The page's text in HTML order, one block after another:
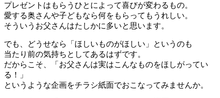
プレゼントはもらうひとによって喜びが変わるもの。
愛する奥さんや子どもなら何をもらってもうれしい。
そういうお父さんはたしかに多いと思います。
でも、どうせなら「ほしいものがほしい」というのも
当たり前の気持ちとしてあるはずです。
だからこそ、「お父さんは実はこんなものをほしがってい
る！」
というような企画をチラシ紙面でおこなってみませんか。